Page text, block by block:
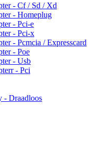
- Cf / Sd / Xd
- Homeplug
- Pci-e
- Pci-x
- Pcmcia / Expresscard
- Poe
- Usb
- Pci
- Draadloos